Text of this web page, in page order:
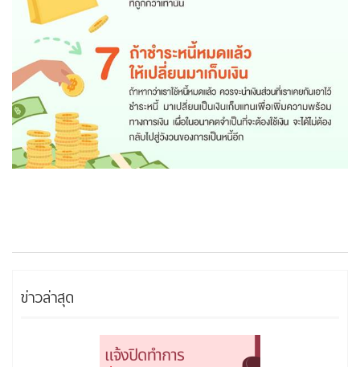
ข่าวล่าสุด